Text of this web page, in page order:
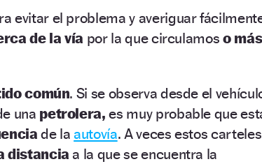
evitar el problema y averiguar
de la vía por la que circulamoso más
común. Si se observa desde el
una petrolera, es muy probable que
de laautovía. A veces estos
distanciaa la que se encuentra la